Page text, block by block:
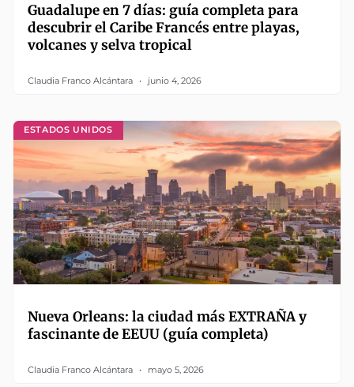
Guadalupe en 7 días: guía completa para
descubrir el Caribe Francés entre playas,
volcanes y selva tropical
Claudia Franco Alcántara junio 4, 2026
ESTADOS UNIDOS
Nueva Orleans: la ciudad más EXTRAÑA y
fascinante de EEUU (guía completa)
Claudia Franco Alcántara mayo 5, 2026